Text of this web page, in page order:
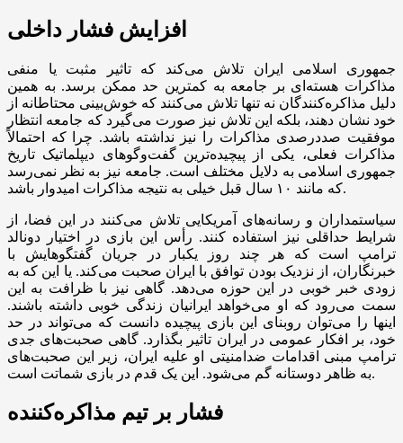
افزایش فشار داخلی
جمهوری اسلامی ایران تلاش می‌کند که تاثیر مثبت یا منفی
مذاکرات هسته‌ای بر جامعه به کمترین حد ممکن برسد. به همین
دلیل مذاکره‌کنندگان نه تنها تلاش می‌کنند که خوش‌بینی محتاطانه از
خود نشان دهند، بلکه این تلاش نیز صورت می‌گیرد که جامعه انتظار
موفقیت صددرصدی مذاکرات را نیز نداشته باشد. چرا که احتمالاً
مذاکرات فعلی، یکی از پیچیده‌ترین گفت‌و‌گو‌های دیپلماتیک تاریخ
جمهوری اسلامی به دلایل مختلف است. جامعه نیز به نظر نمی‌رسد
که مانند ۱۰ سال قبل خیلی به نتیجه مذاکرات امیدوار باشد.
سیاستمداران و رسانه‌های آمریکایی تلاش می‌کنند در این فضا، از
شرایط حداقلی نیز استفاده کنند. رأس این بازی در اختیار دونالد
ترامپ است که هر چند روز یکبار در جریان گفتگوهایش با
خبرنگاران، از نزدیک بودن توافق با ایران صحبت می‌کند. یا این که به
زودی خبر خوبی در این حوزه می‌دهد. گاهی نیز با ظرافت به این
سمت می‌رود که او می‌خواهد ایرانیان زندگی خوبی داشته باشند.
اینها را می‌توان روبنای این بازی پیچیده دانست که می‌تواند در حد
خود، بر افکار عمومی در ایران تاثیر بگذارد. گاهی صحبت‌های جدی
ترامپ مبنی اقدامات ضدامنیتی او علیه ایران، زیر این صحبت‌های
به ظاهر دوستانه گم می‌شود. این یک قدم در بازی شماتت است.
فشار بر تیم مذاکره‌کننده